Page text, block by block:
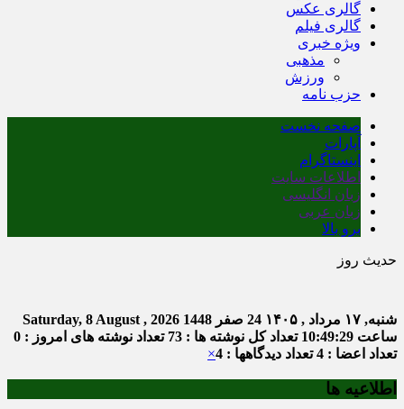
گالری عکس
گالری فیلم
ویژه خبری
مذهبی
ورزش
حزب نامه
صفحه نخست
آپارات
اینستاگرام
اطلاعات سایت
زبان انگلیسی
زبان عربی
برو بالا
حدیث روز
شنبه, ۱۷ مرداد , ۱۴۰۵ 24 صفر 1448
ساعت 10:49:29 تعداد کل نوشته ها : 73
تعداد نوشته های امروز : 0
تعداد اعضا : 4
تعداد دیدگاهها : 4 ×
اطلاعیه ها